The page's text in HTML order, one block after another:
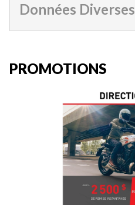
Données Diverses
PROMOTIONS